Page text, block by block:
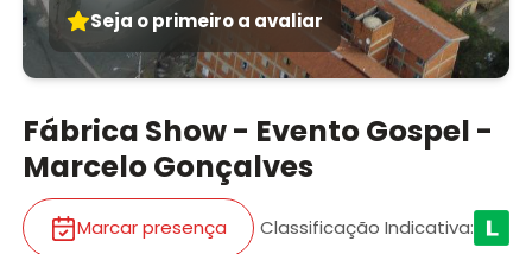
Seja o primeiro a avaliar
Fábrica Show - Evento Gospel -
Marcelo Gonçalves
Marcar presença Classificação Indicativa: